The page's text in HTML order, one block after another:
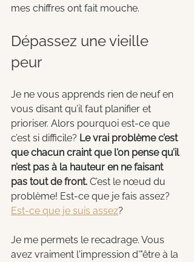
mes chiffres ont fait mouche.
Dépassez une vieille
peur
Je ne vous apprends rien de neuf en
vous disant qu’il faut planifier et
prioriser. Alors pourquoi est-ce que
c’est si difficile? Le vrai problème c’est
que chacun craint que l'on pense qu’il
n’est pas à la hauteur en ne faisant
pas tout de front. C’est le nœud du
problème! Est-ce que je fais assez?
Est-ce que je suis assez?
Je me permets le recadrage. Vous
avez vraiment l'impression d'"être à la